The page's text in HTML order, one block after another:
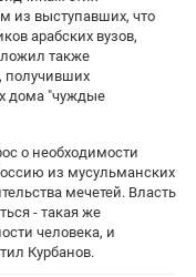
из выступавших, что
арабских вузов,
также
получивших
дома "чуждые
о необходимости
из мусульманских
мечетей. Власть
- такая же
человека, и
Курбанов.